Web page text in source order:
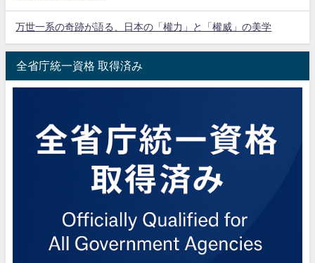
万世一系の奇跡が語る、日本の「權力」と「權威」の美学
全省庁統一資格 取得済み